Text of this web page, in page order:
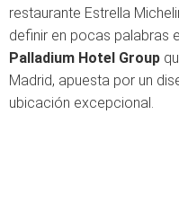
restaurante Estrella
definir en pocas palabras
Palladium Hotel Group
Madrid, apuesta por un
ubicación excepcional.